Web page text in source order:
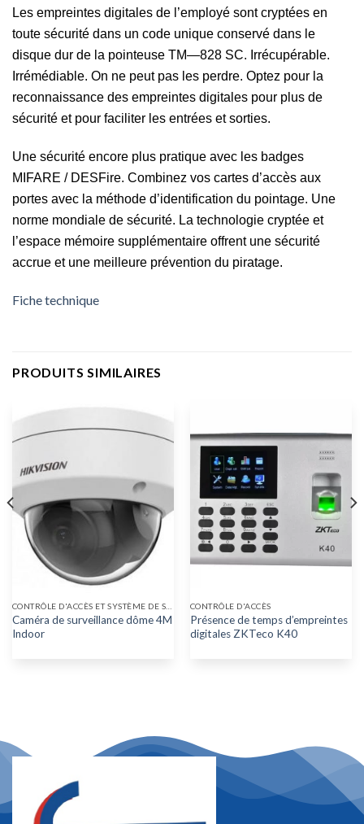
Les empreintes digitales de l’employé sont cryptées en
toute sécurité dans un code unique conservé dans le
disque dur de la pointeuse TM—828 SC. Irrécupérable.
Irrémédiable. On ne peut pas les perdre. Optez pour la
reconnaissance des empreintes digitales pour plus de
sécurité et pour faciliter les entrées et sorties.
Une sécurité encore plus pratique avec les badges
MIFARE / DESFire. Combinez vos cartes d’accès aux
portes avec la méthode d’identification du pointage. Une
norme mondiale de sécurité. La technologie cryptée et
l’espace mémoire supplémentaire offrent une sécurité
accrue et une meilleure prévention du piratage.
Fiche technique
PRODUITS SIMILAIRES
Caméra de surveillance dôme 4M
Indoor
CONTRÔLE D'ACCÈS
Présence de temps d’empreintes
digitales ZKTeco K40